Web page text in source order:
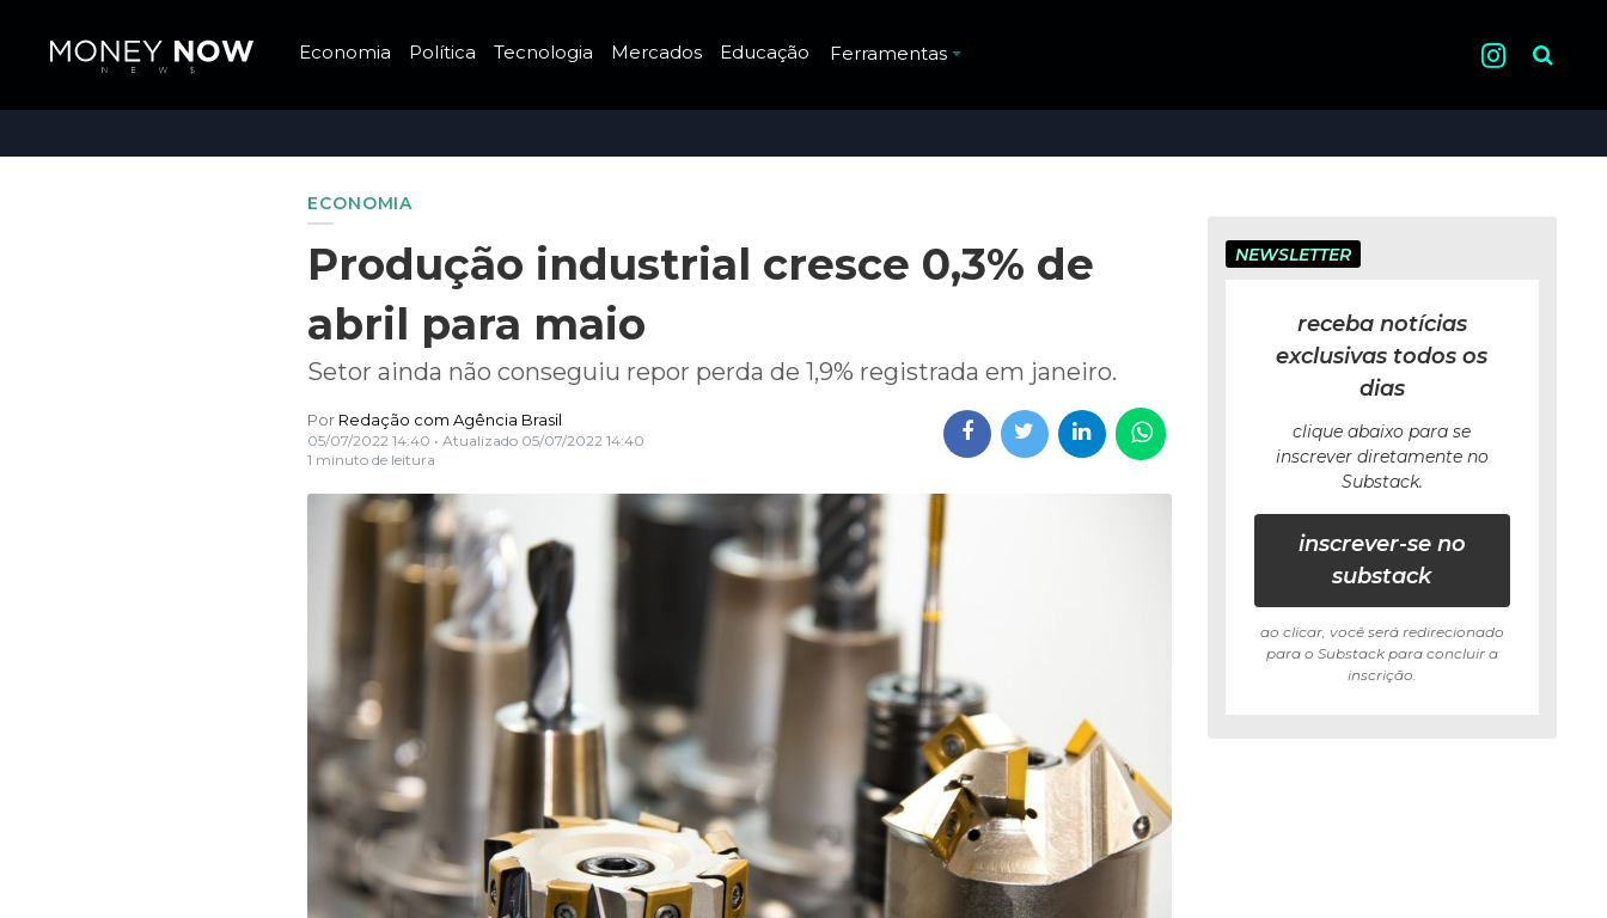
Economia Política Tecnologia Mercados Educação Ferramentas Pesquisa
ECONOMIA
Produção industrial cresce 0,3% de
abril para maio
Setor ainda não conseguiu repor perda de 1,9% registrada em janeiro.
Por Redação com Agência Brasil
05/07/2022 14:40 • Atualizado 05/07/2022 14:40
1 minuto de leitura
NEWSLETTER
receba notícias
exclusivas todos os
dias
clique abaixo para se
inscrever diretamente no
Substack.
inscrever-se no
substack
ao clicar, você será redirecionado
para o Substack para concluir a
inscrição.